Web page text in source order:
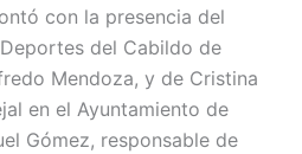
con la presencia del
del Cabildo de
Mendoza, y de Cristina
en el Ayuntamiento de
Gómez, responsable de